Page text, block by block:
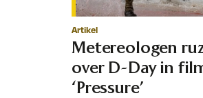
Artikel
Metereologen
over D-Day in
‘Pressure’